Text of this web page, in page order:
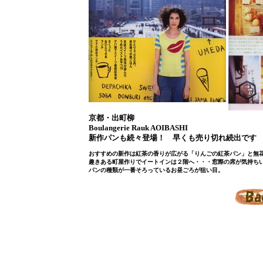
京都・出町柳
Boulangerie Rauk AOIBASHI
新作パンも続々登場！ 早くも売り切れ続出です
おすすめの新作は紅茶の香りが広がる「りんごの紅茶パン」と無
趣きある町屋作りでイートインは２階へ・・・窓際の席が気持ち
パンの種類が一番そろっているお昼ごろが狙い目。